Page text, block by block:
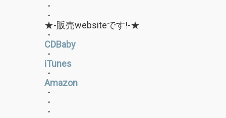
・
・
★-販売websiteです!-★
・
CDBaby
・
iTunes
・
Amazon
・
・
・